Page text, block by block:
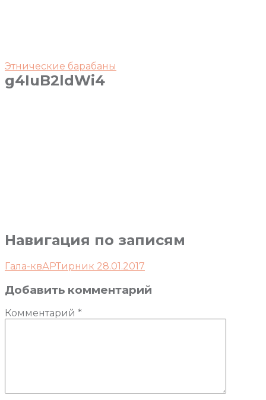
Этнические барабаны
g4IuB2ldWi4
Навигация по записям
Гала-квАРТирник 28.01.2017
Добавить комментарий
Комментарий *